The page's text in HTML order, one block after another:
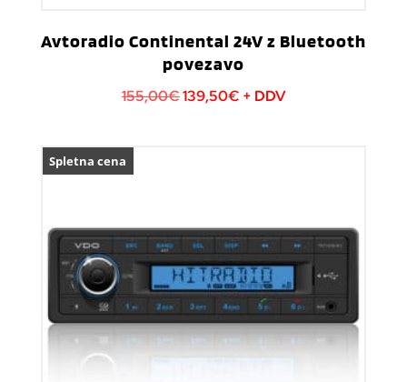
Avtoradio Continental 24V z Bluetooth
povezavo
155,00€Izvirna
139,50€Trenutna
+ DDV
Spletna cena